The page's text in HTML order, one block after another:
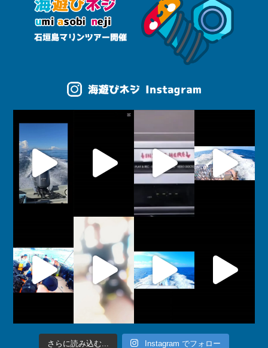
さらに読み込む... Instagram でフォロー